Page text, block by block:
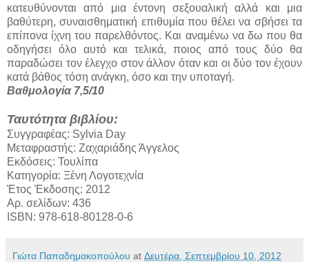
κατευθύνονται από μια έντονη σεξουαλική αλλά και μια
βαθύτερη, συναισθηματική επιθυμία που θέλει να σβήσει τα
επίπονα ίχνη του παρελθόντος. Και αναμένω να δω που θα
οδηγήσει όλο αυτό και τελικά, ποιος από τους δύο θα
παραδώσει τον έλεγχο στον άλλον όταν και οι δύο τον έχουν
κατά βάθος τόση ανάγκη, όσο και την υποταγή.
Βαθμολογία 7,5/10
Ταυτότητα βιβλίου:
Συγγραφέας: Sylvia Day
Μεταφραστής: Ζαχαριάδης Άγγελος
Εκδόσεις: Τουλίπα
Κατηγορία: Ξένη Λογοτεχνία
Έτος Έκδοσης: 2012
Αρ. σελίδων: 436
ISBN: 978-618-80128-0-6
Γιώτα Παπαδημακοπούλου at Δευτέρα, Σεπτεμβρίου 10, 2012